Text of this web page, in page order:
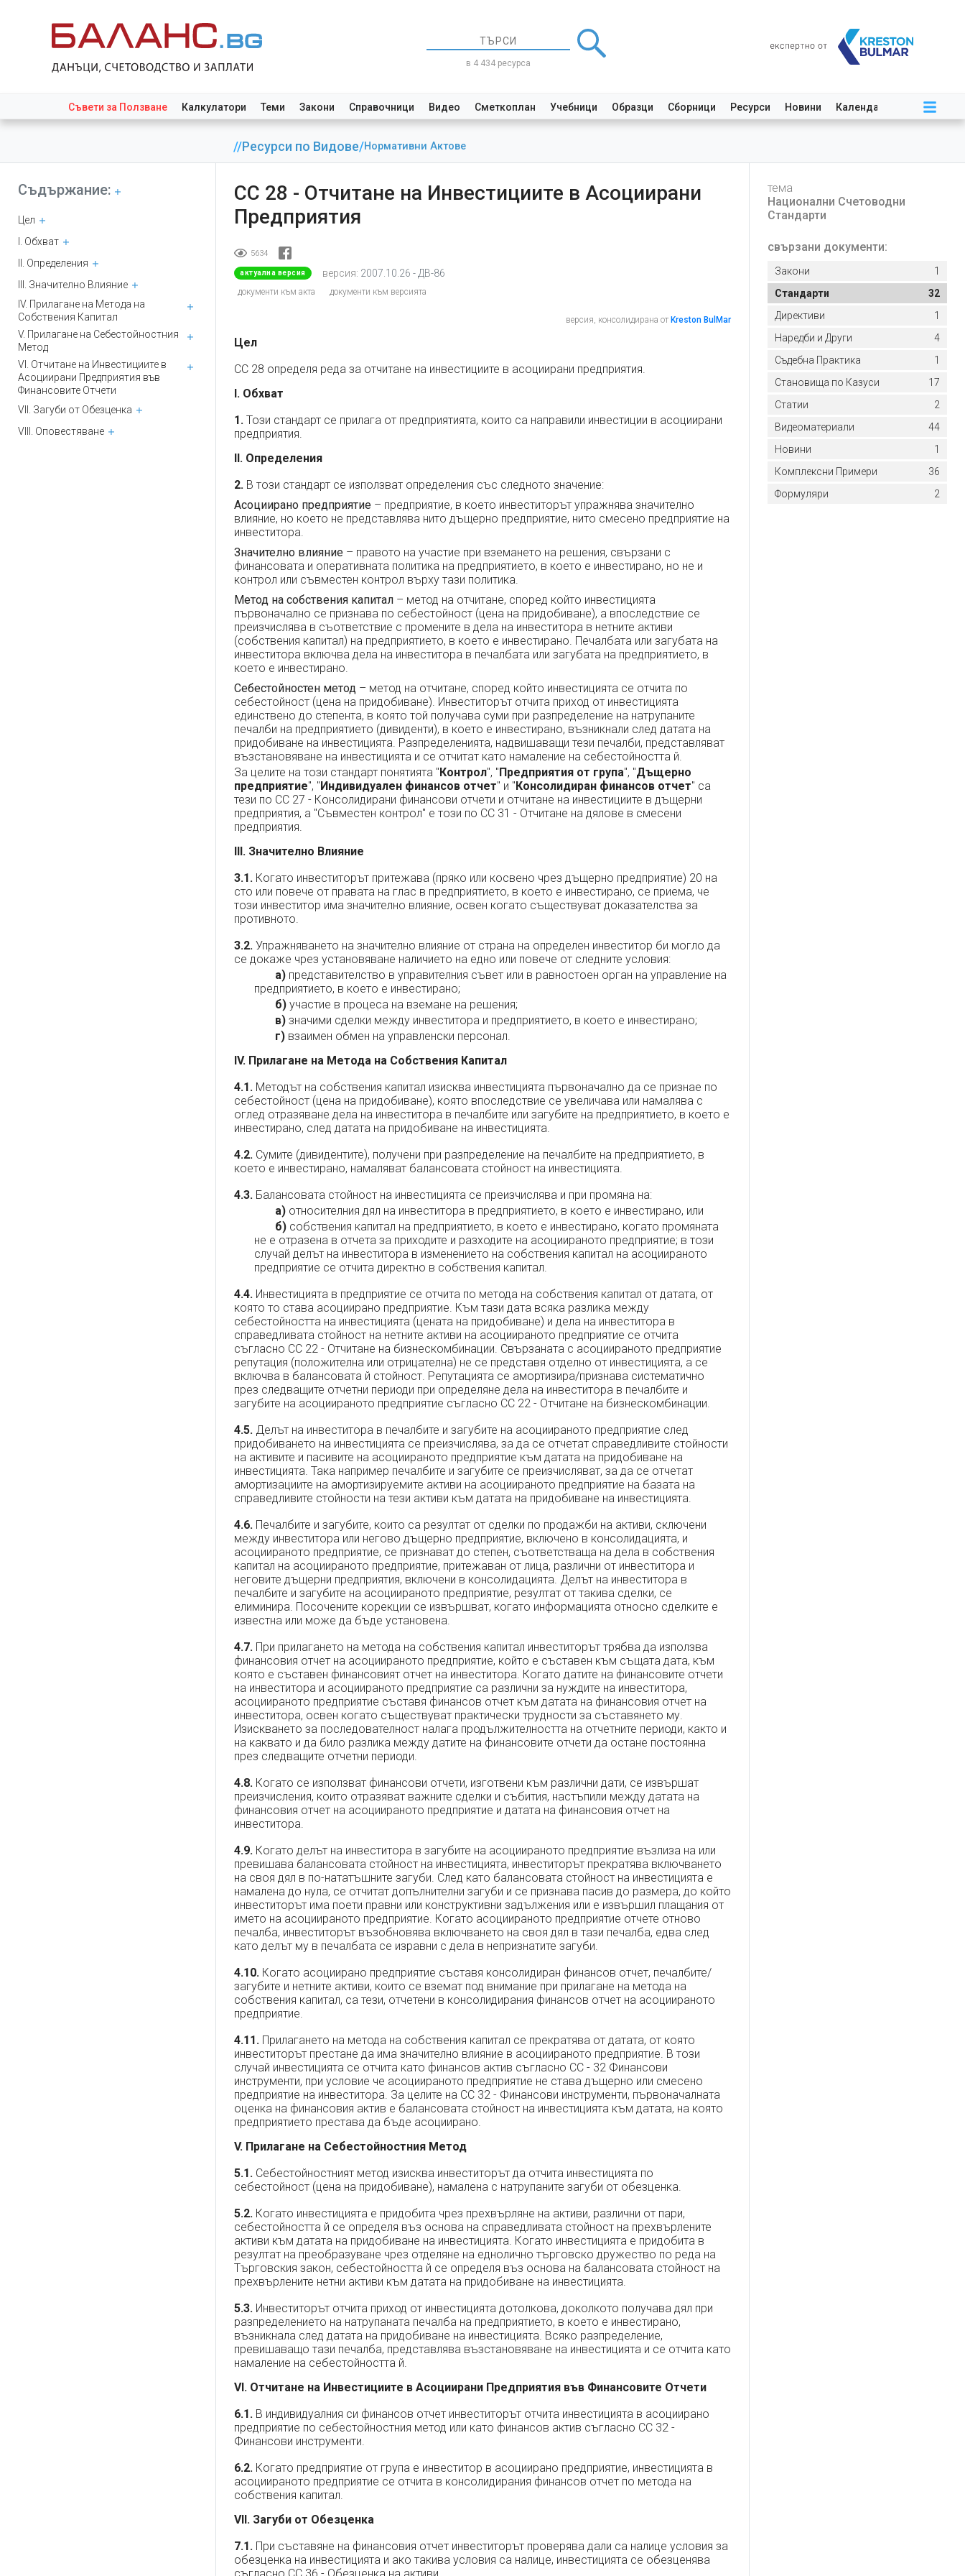
в 4 434 ресурса
Съвети за Ползване Калкулатори Теми Закони Справочници Видео Сметкоплан Учебници Образци Сборници Ресурси Новини Календар
//Ресурси по Видове/Нормативни Актове
Съдържание:
Цел
I. Обхват
II. Определения
III. Значително Влияние
IV. Прилагане на Метода на
Собствения Капитал
V. Прилагане на Себестойностния
Метод
VI. Отчитане на Инвестициите в
Асоциирани Предприятия във
Финансовите Отчети
VII. Загуби от Обезценка
VIII. Оповестяване
СС 28 - Отчитане на Инвестициите в Асоциирани
Предприятия
5634
актуална версия версия: 2007.10.26 - ДВ-86
документи към акта документи към версията
версия, консолидирана от Kreston BulMar
Цел
СС 28 определя реда за отчитане на инвестициите в асоциирани предприятия.
I. Обхват
1. Този стандарт се прилага от предприятията, които са направили инвестиции в асоциирани
предприятия.
II. Определения
2. В този стандарт се използват определения със следното значение:
Асоциирано предприятие – предприятие, в което инвеститорът упражнява значително
влияние, но което не представлява нито дъщерно предприятие, нито смесено предприятие на
инвеститора.
Значително влияние – правото на участие при вземането на решения, свързани с
финансовата и оперативната политика на предприятието, в което е инвестирано, но не и
контрол или съвместен контрол върху тази политика.
Метод на собствения капитал – метод на отчитане, според който инвестицията
първоначално се признава по себестойност (цена на придобиване), а впоследствие се
преизчислява в съответствие с промените в дела на инвеститора в нетните активи
(собствения капитал) на предприятието, в което е инвестирано. Печалбата или загубата на
инвеститора включва дела на инвеститора в печалбата или загубата на предприятието, в
което е инвестирано.
Себестойностен метод – метод на отчитане, според който инвестицията се отчита по
себестойност (цена на придобиване). Инвеститорът отчита приход от инвестицията
единствено до степента, в която той получава суми при разпределение на натрупаните
печалби на предприятието (дивиденти), в което е инвестирано, възникнали след датата на
придобиване на инвестицията. Разпределенията, надвишаващи тези печалби, представляват
възстановяване на инвестицията и се отчитат като намаление на себестойността й.
За целите на този стандарт понятията "Контрол", "Предприятия от група", "Дъщерно
предприятие", "Индивидуален финансов отчет" и "Консолидиран финансов отчет" са
тези по СС 27 - Консолидирани финансови отчети и отчитане на инвестициите в дъщерни
предприятия, а "Съвместен контрол" е този по СС 31 - Отчитане на дялове в смесени
предприятия.
III. Значително Влияние
3.1. Когато инвеститорът притежава (пряко или косвено чрез дъщерно предприятие) 20 на
сто или повече от правата на глас в предприятието, в което е инвестирано, се приема, че
този инвеститор има значително влияние, освен когато съществуват доказателства за
противното.
3.2. Упражняването на значително влияние от страна на определен инвеститор би могло да
се докаже чрез установяване наличието на едно или повече от следните условия:
а)представителство в управителния съвет или в равностоен орган на управление на
предприятието, в което е инвестирано;
б)участие в процеса на вземане на решения;
в)значими сделки между инвеститора и предприятието, в което е инвестирано;
г)взаимен обмен на управленски персонал.
IV. Прилагане на Метода на Собствения Капитал
4.1. Методът на собствения капитал изисква инвестицията първоначално да се признае по
себестойност (цена на придобиване), която впоследствие се увеличава или намалява с
оглед отразяване дела на инвеститора в печалбите или загубите на предприятието, в което е
инвестирано, след датата на придобиване на инвестицията.
4.2. Сумите (дивидентите), получени при разпределение на печалбите на предприятието, в
което е инвестирано, намаляват балансовата стойност на инвестицията.
4.3. Балансовата стойност на инвестицията се преизчислява и при промяна на:
а)относителния дял на инвеститора в предприятието, в което е инвестирано, или
б)собствения капитал на предприятието, в което е инвестирано, когато промяната
не е отразена в отчета за приходите и разходите на асоциираното предприятие; в този
случай делът на инвеститора в изменението на собствения капитал на асоциираното
предприятие се отчита директно в собствения капитал.
4.4. Инвестицията в предприятие се отчита по метода на собствения капитал от датата, от
която то става асоциирано предприятие. Към тази дата всяка разлика между
себестойността на инвестицията (цената на придобиване) и дела на инвеститора в
справедливата стойност на нетните активи на асоциираното предприятие се отчита
съгласно СС 22 - Отчитане на бизнескомбинации. Свързаната с асоциираното предприятие
репутация (положителна или отрицателна) не се представя отделно от инвестицията, а се
включва в балансовата й стойност. Репутацията се амортизира/признава систематично
през следващите отчетни периоди при определяне дела на инвеститора в печалбите и
загубите на асоциираното предприятие съгласно СС 22 - Отчитане на бизнескомбинации.
4.5. Делът на инвеститора в печалбите и загубите на асоциираното предприятие след
придобиването на инвестицията се преизчислява, за да се отчетат справедливите стойности
на активите и пасивите на асоциираното предприятие към датата на придобиване на
инвестицията. Така например печалбите и загубите се преизчисляват, за да се отчетат
амортизациите на амортизируемите активи на асоциираното предприятие на базата на
справедливите стойности на тези активи към датата на придобиване на инвестицията.
4.6. Печалбите и загубите, които са резултат от сделки по продажби на активи, сключени
между инвеститора или негово дъщерно предприятие, включено в консолидацията, и
асоциираното предприятие, се признават до степен, съответстваща на дела в собствения
капитал на асоциираното предприятие, притежаван от лица, различни от инвеститора и
неговите дъщерни предприятия, включени в консолидацията. Делът на инвеститора в
печалбите и загубите на асоциираното предприятие, резултат от такива сделки, се
елиминира. Посочените корекции се извършват, когато информацията относно сделките е
известна или може да бъде установена.
4.7. При прилагането на метода на собствения капитал инвеститорът трябва да използва
финансовия отчет на асоциираното предприятие, който е съставен към същата дата, към
която е съставен финансовият отчет на инвеститора. Когато датите на финансовите отчети
на инвеститора и асоциираното предприятие са различни за нуждите на инвеститора,
асоциираното предприятие съставя финансов отчет към датата на финансовия отчет на
инвеститора, освен когато съществуват практически трудности за съставянето му.
Изискването за последователност налага продължителността на отчетните периоди, както и
на каквато и да било разлика между датите на финансовите отчети да остане постоянна
през следващите отчетни периоди.
4.8. Когато се използват финансови отчети, изготвени към различни дати, се извършат
преизчисления, които отразяват важните сделки и събития, настъпили между датата на
финансовия отчет на асоциираното предприятие и датата на финансовия отчет на
инвеститора.
4.9. Когато делът на инвеститора в загубите на асоциираното предприятие възлиза на или
превишава балансовата стойност на инвестицията, инвеститорът прекратява включването
на своя дял в по-нататъшните загуби. След като балансовата стойност на инвестицията е
намалена до нула, се отчитат допълнителни загуби и се признава пасив до размера, до който
инвеститорът има поети правни или конструктивни задължения или е извършил плащания от
името на асоциираното предприятие. Когато асоциираното предприятие отчете отново
печалба, инвеститорът възобновява включването на своя дял в тази печалба, едва след
като делът му в печалбата се изравни с дела в непризнатите загуби.
4.10. Когато асоциирано предприятие съставя консолидиран финансов отчет, печалбите/
загубите и нетните активи, които се вземат под внимание при прилагане на метода на
собствения капитал, са тези, отчетени в консолидирания финансов отчет на асоциираното
предприятие.
4.11. Прилагането на метода на собствения капитал се прекратява от датата, от която
инвеститорът престане да има значително влияние в асоциираното предприятие. В този
случай инвестицията се отчита като финансов актив съгласно СС - 32 Финансови
инструменти, при условие че асоциираното предприятие не става дъщерно или смесено
предприятие на инвеститора. За целите на СС 32 - Финансови инструменти, първоначалната
оценка на финансовия актив е балансовата стойност на инвестицията към датата, на която
предприятието престава да бъде асоциирано.
V. Прилагане на Себестойностния Метод
5.1. Себестойностният метод изисква инвеститорът да отчита инвестицията по
себестойност (цена на придобиване), намалена с натрупаните загуби от обезценка.
5.2. Когато инвестицията е придобита чрез прехвърляне на активи, различни от пари,
себестойността й се определя въз основа на справедливата стойност на прехвърлените
активи към датата на придобиване на инвестицията. Когато инвестицията е придобита в
резултат на преобразуване чрез отделяне на еднолично търговско дружество по реда на
Търговския закон, себестойността й се определя въз основа на балансовата стойност на
прехвърлените нетни активи към датата на придобиване на инвестицията.
5.3. Инвеститорът отчита приход от инвестицията дотолкова, доколкото получава дял при
разпределението на натрупаната печалба на предприятието, в което е инвестирано,
възникнала след датата на придобиване на инвестицията. Всяко разпределение,
превишаващо тази печалба, представлява възстановяване на инвестицията и се отчита като
намаление на себестойността й.
VI. Отчитане на Инвестициите в Асоциирани Предприятия във Финансовите Отчети
6.1. В индивидуалния си финансов отчет инвеститорът отчита инвестицията в асоциирано
предприятие по себестойностния метод или като финансов актив съгласно СС 32 -
Финансови инструменти.
6.2. Когато предприятие от група е инвеститор в асоциирано предприятие, инвестицията в
асоциираното предприятие се отчита в консолидирания финансов отчет по метода на
собствения капитал.
VII. Загуби от Обезценка
7.1. При съставяне на финансовия отчет инвеститорът проверява дали са налице условия за
обезценка на инвестицията и ако такива условия са налице, инвестицията се обезценява
тема
Национални Счетоводни
Стандарти
свързани документи:
Закони
1
Стандарти
32
Директиви
1
Наредби и Други
4
Съдебна Практика
1
Становища по Казуси
17
Статии
2
Видеоматериали
44
Новини
1
Комплексни Примери
36
Формуляри
2